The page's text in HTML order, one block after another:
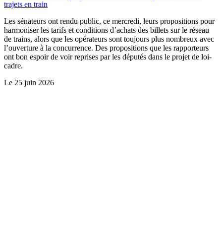
trajets en train
Les sénateurs ont rendu public, ce mercredi, leurs propositions pour
harmoniser les tarifs et conditions d’achats des billets sur le réseau
de trains, alors que les opérateurs sont toujours plus nombreux avec
l’ouverture à la concurrence. Des propositions que les rapporteurs
ont bon espoir de voir reprises par les députés dans le projet de loi-
cadre.
Le 25 juin 2026